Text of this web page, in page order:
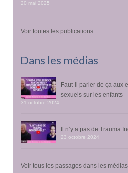
20 mai 2025
Voir toutes les publications
Dans les médias
Faut-il parler de ça aux
sexuels sur les enfants
31 octobre 2024
Il n’y a pas de Trauma
23 octobre 2024
Voir tous les passages dans les médias